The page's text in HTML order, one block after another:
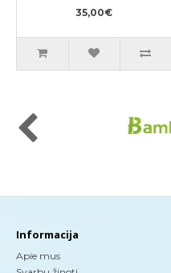
35,00€
Informacija
Apie mus